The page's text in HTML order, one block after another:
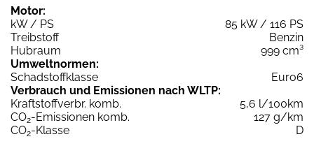
Motor:
kW / PS
85 kW / 116 PS
Treibstoff
Benzin
Hubraum
999 cm³
Umweltnormen:
Schadstoffklasse
Euro6
Verbrauch und Emissionen nach WLTP:
Kraftstoffverbr. komb.
5,6 l/100km
CO2-Emissionen komb.
127 g/km
CO2-Klasse
D